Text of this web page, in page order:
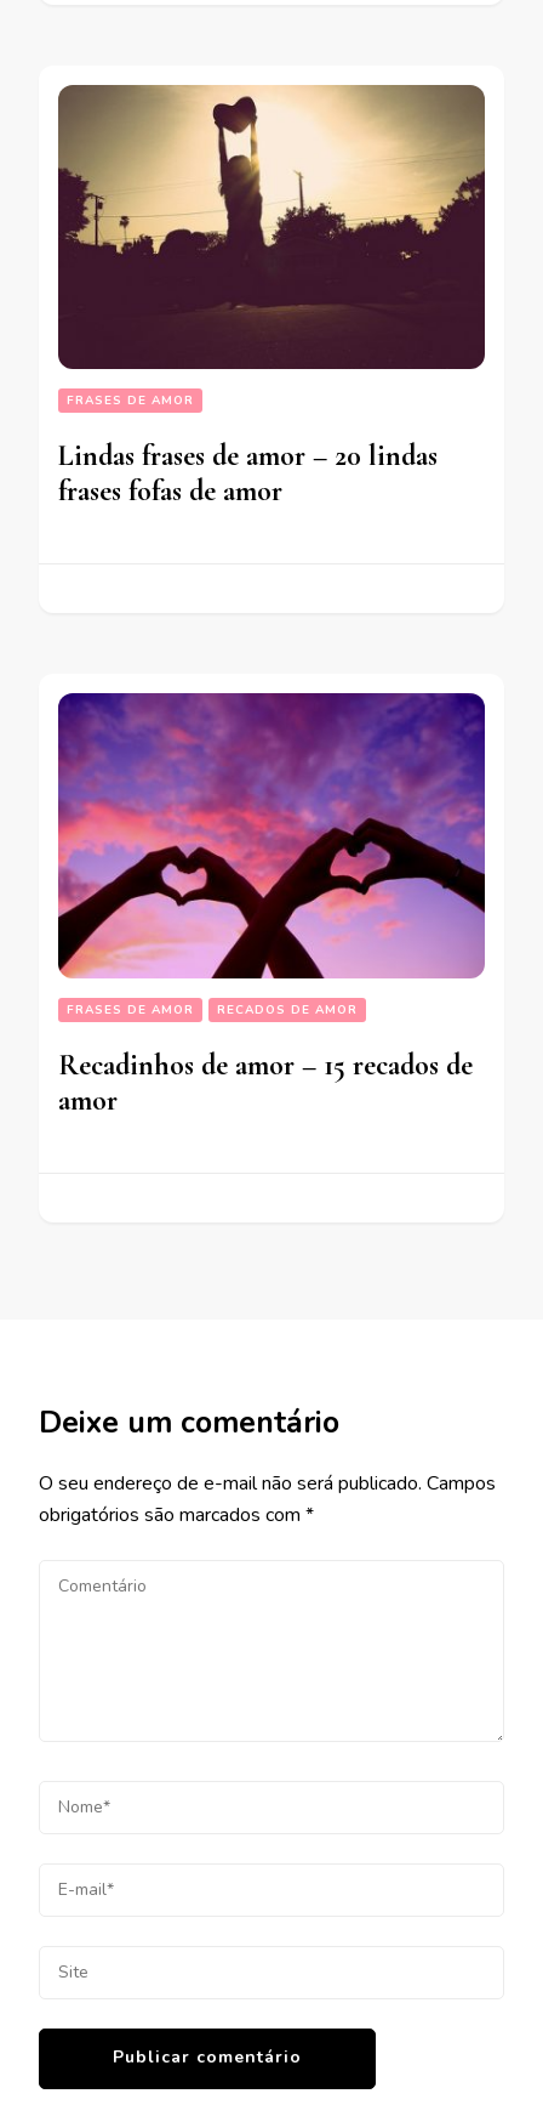
FRASES DE AMOR
Lindas frases de amor – 20 lindas
frases fofas de amor
FRASES DE AMOR RECADOS DE AMOR
Recadinhos de amor – 15 recados de
amor
Deixe um comentário
O seu endereço de e-mail não será publicado. Campos
obrigatórios são marcados com *